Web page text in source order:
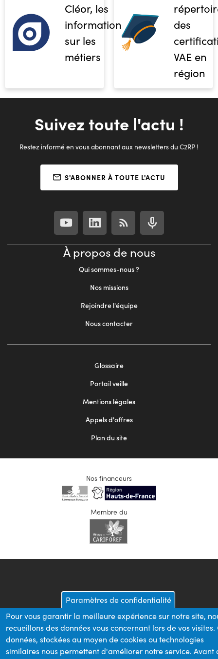
Cléor, les
informations
sur les
métiers
des
VAE en
région
Suivez toute l'actu !
Restez informé en vous abonnant aux newsletters du C2RP !
S'ABONNER À TOUTE L'ACTU
À propos de nous
Qui sommes-nous ?
Nos missions
Rejoindre l'équipe
Nous contacter
Glossaire
Portail veille
Mentions légales
Appels d'offres
Plan du site
Nos financeurs
Membre du
Paramètres de confidentialité
Pour vous garantir la meilleure expérience sur notre site,
recueillons des données vous concernant lors de vos visites.
données, stockées au moyen de cookies ou technologies
similaires nous permettent d'améliorer notre service. Avant